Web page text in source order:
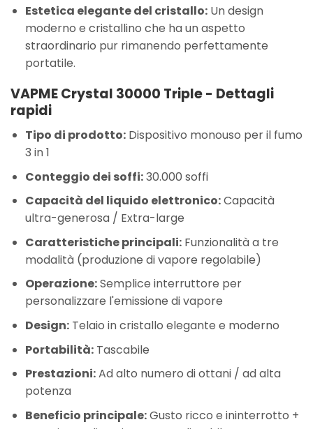
Estetica elegante del cristallo:Un design
moderno e cristallino che ha un aspetto
straordinario pur rimanendo perfettamente
portatile.
VAPME Crystal 30000 Triple - Dettagli
rapidi
Tipo di prodotto:Dispositivo monouso per il fumo
3 in 1
Conteggio dei soffi:30.000 soffi
Capacità del liquido elettronico:Capacità
ultra-generosa / Extra-large
Caratteristiche principali:Funzionalità a tre
modalità (produzione di vapore regolabile)
Operazione:Semplice interruttore per
personalizzare l'emissione di vapore
Design:Telaio in cristallo elegante e moderno
Portabilità:Tascabile
Prestazioni:Ad alto numero di ottani / ad alta
potenza
Beneficio principale:Gusto ricco e ininterrotto +